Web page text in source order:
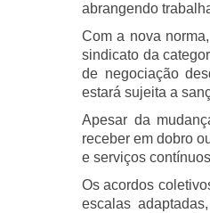
abrangendo
Com a nova
sindicato da
de negociação
estará sujeita a
Apesar da
receber em dobro
e serviços
Os acordos
escalas